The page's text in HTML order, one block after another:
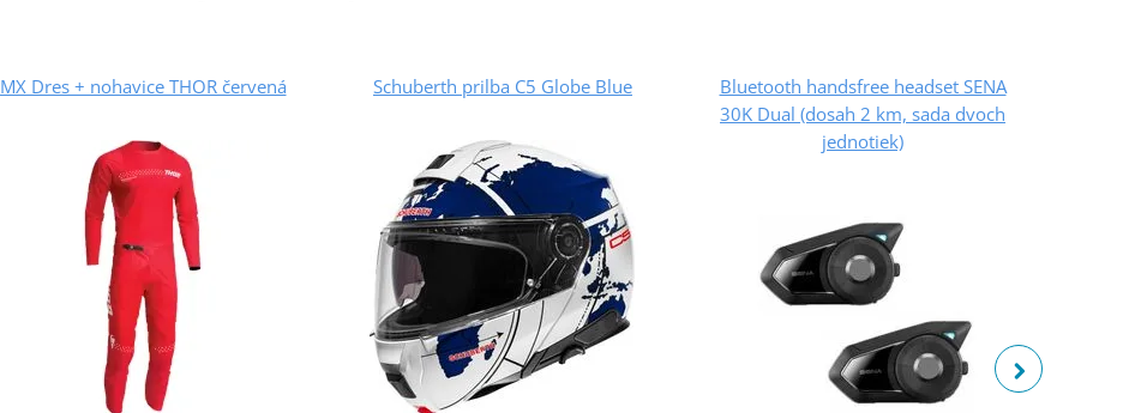
MX Dres + nohavice THOR červená Schuberth prilba C5 Globe Blue
Bluetooth handsfree headset SENA
30K Dual (dosah 2 km, sada dvoch
jednotiek)